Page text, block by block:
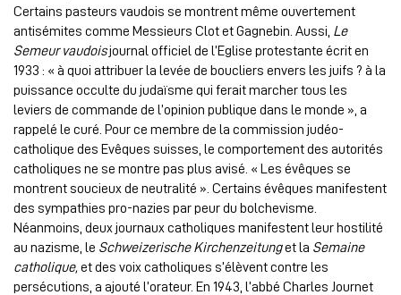
Certains pasteurs vaudois se montrent même ouvertement
antisémites comme Messieurs Clot et Gagnebin. Aussi, Le
Semeur vaudoisjournal officiel de l’Eglise protestante écrit en
1933 : « à quoi attribuer la levée de boucliers envers les juifs ? à la
puissance occulte du judaïsme qui ferait marcher tous les
leviers de commande de l’opinion publique dans le monde », a
rappelé le curé. Pour ce membre de la commission judéo-
catholique des Evêques suisses, le comportement des autorités
catholiques ne se montre pas plus avisé. « Les évêques se
montrent soucieux de neutralité ». Certains évêques manifestent
des sympathies pro-nazies par peur du bolchevisme.
Néanmoins, deux journaux catholiques manifestent leur hostilité
au nazisme, le Schweizerische Kirchenzeitunget la Semaine
catholique,et des voix catholiques s’élèvent contre les
persécutions, a ajouté l’orateur. En 1943, l’abbé Charles Journet